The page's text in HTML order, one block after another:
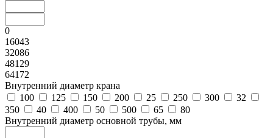
0
16043
32086
48129
64172
Внутренний диаметр крана
100
125 150 200 25 250 300
32
350
40 400 50 500 65
80
Внутренний диаметр основной трубы, мм